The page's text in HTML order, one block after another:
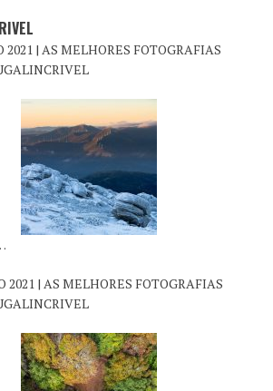
2021 | AS MELHORES FOTOGRAFIAS
2021 | AS MELHORES FOTOGRAFIAS